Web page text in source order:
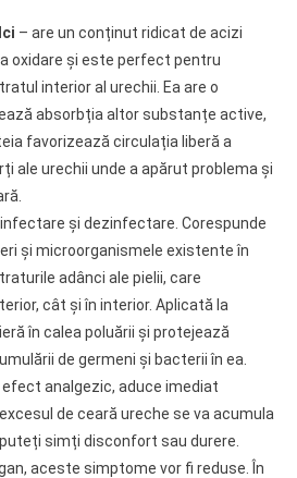
– are un conținut ridicat de acizi
oxidare și este perfect pentru
interior al urechii. Ea are o
absorbția altor substanțe active,
favorizează circulația liberă a
ale urechii unde a apărut problema și
și dezinfectare. Corespunde
și microorganismele existente în
adânci ale pielii, care
cât și în interior. Aplicată la
în calea poluării și protejează
de germeni și bacterii în ea.
efect analgezic, aduce imediat
de ceară ureche se va acumula
simți disconfort sau durere.
aceste simptome vor fi reduse. În